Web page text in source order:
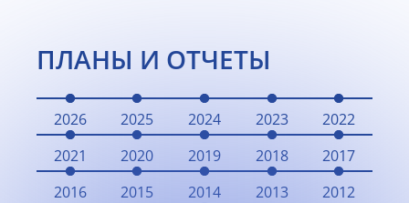
ПЛАНЫ И ОТЧЕТЫ
2026 2025 2024 2023
2022
2021
2020 2019 2018
2017
2016
2015 2014 2013
2012